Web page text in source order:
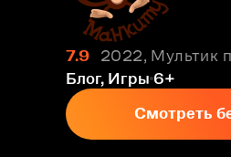
7.9
2022, Мультик
Блог, Игры 6+
Смотреть